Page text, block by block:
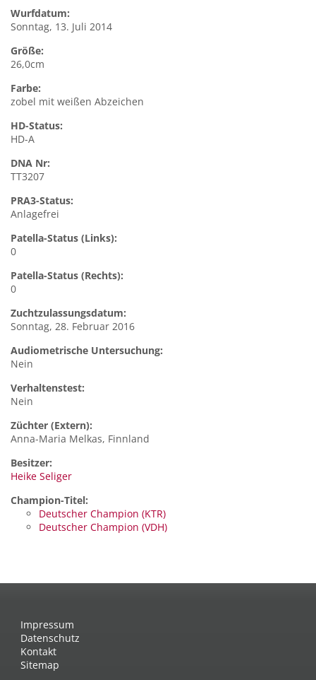
Wurfdatum:
Sonntag, 13. Juli 2014
Größe:
26,0cm
Farbe:
zobel mit weißen Abzeichen
HD-Status:
HD-A
DNA Nr:
TT3207
PRA3-Status:
Anlagefrei
Patella-Status (Links):
0
Patella-Status (Rechts):
0
Zuchtzulassungsdatum:
Sonntag, 28. Februar 2016
Audiometrische Untersuchung:
Nein
Verhaltenstest:
Nein
Züchter (Extern):
Anna-Maria Melkas, Finnland
Besitzer:
Heike Seliger
Champion-Titel:
Deutscher Champion (KTR)
Deutscher Champion (VDH)
Impressum
Datenschutz
Kontakt
Sitemap